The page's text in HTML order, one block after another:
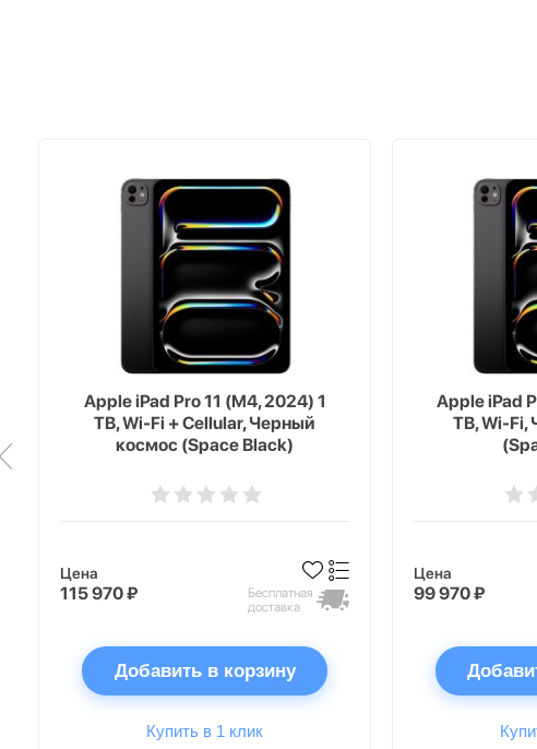
Apple iPad Pro 11 (M4, 2024) 1
TB, Wi-Fi + Cellular, Черный
космос (Space Black)
Цена
115 970 ₽
Бесплатная
доставка
Добавить в корзину
Купить в 1 клик
Apple iPad
TB, Wi-
Цена
99 970 ₽